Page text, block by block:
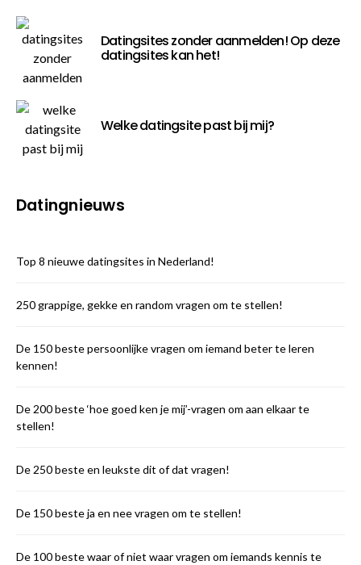
Datingsites zonder aanmelden! Op deze
datingsites kan het!
Welke datingsite past bij mij?
Datingnieuws
Top 8 nieuwe datingsites in Nederland!
250 grappige, gekke en random vragen om te stellen!
De 150 beste persoonlijke vragen om iemand beter te leren
kennen!
De 200 beste ‘hoe goed ken je mij’-vragen om aan elkaar te
stellen!
De 250 beste en leukste dit of dat vragen!
De 150 beste ja en nee vragen om te stellen!
De 100 beste waar of niet waar vragen om iemands kennis te